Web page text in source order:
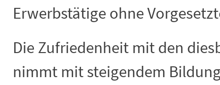
Erwerbstätige ohne
Die Zufriedenheit mit den
nimmt mit steigendem